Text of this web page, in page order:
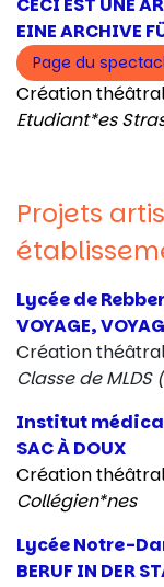
EINE ARCHIVE
Page du
Création
Etudiant*es
Projets
Lycée de
VOYAGE,
Création
Classe de MLDS (
Institut
SAC À DOUX
Création
Collégien*nes
Lycée Notre-
BERUF IN DER